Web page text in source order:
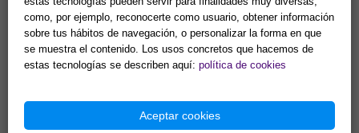
Gran capacidad para la
limpieza de minerales y
energias negativas.
Propiedades purificantes y
7,90 €
Lleva contigo un poderoso
amuleto de armonía y
protección que combina la
fuerza de la naturaleza con el
5,90 €
como, por ejemplo, reconocerte como usuario, obtener información
sobre tus hábitos de navegación, o personalizar la forma en que
se muestra el contenido. Los usos concretos que hacemos de
estas tecnologías se describen aquí: política de cookies
Aceptar cookies